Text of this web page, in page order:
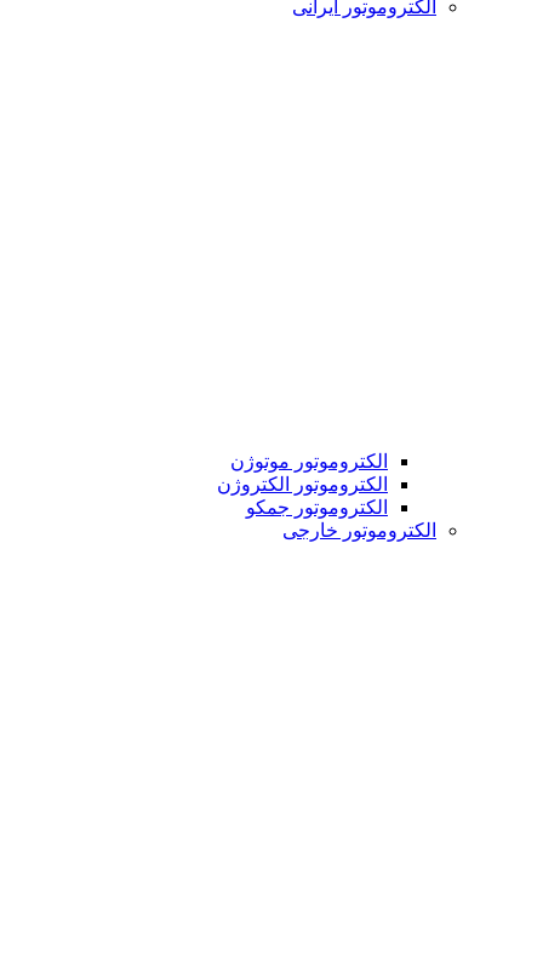
الکتروموتور ایرانی
الکتروموتور موتوژن
الکتروموتور الکتروژن
الکتروموتور جمکو
الکتروموتور خارجی